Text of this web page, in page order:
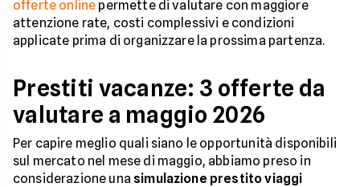
offerte online permette di valutare con maggiore
attenzione rate, costi complessivi e condizioni
applicate prima di organizzare la prossima partenza.
Prestiti vacanze: 3 offerte da
valutare a maggio 2026
Per capire meglio quali siano le opportunità disponibili
sul mercato nel mese di maggio, abbiamo preso in
considerazione una simulazione prestito viaggi